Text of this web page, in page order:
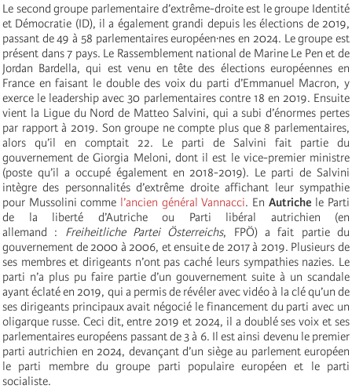
Le second groupe parlementaire d’extrême-droite est le groupe Identité
et Démocratie (ID), il a également grandi depuis les élections de 2019,
passant de 49 à 58 parlementaires européen·nes en 2024. Le groupe est
présent dans 7 pays. Le Rassemblement national de Marine Le Pen et de
Jordan Bardella, qui est venu en tête des élections européennes en
France en faisant le double des voix du parti d’Emmanuel Macron, y
exerce le leadership avec 30 parlementaires contre 18 en 2019. Ensuite
vient la Ligue du Nord de Matteo Salvini, qui a subi d’énormes pertes
par rapport à 2019. Son groupe ne compte plus que 8 parlementaires,
alors qu’il en comptait 22. Le parti de Salvini fait partie du
gouvernement de Giorgia Meloni, dont il est le vice-premier ministre
(poste qu’il a occupé également en 2018-2019). Le parti de Salvini
intègre des personnalités d’extrême droite affichant leur sympathie
pour Mussolini comme l’ancien général Vannacci. En Autriche le Parti
de la liberté d’Autriche ou Parti libéral autrichien (en
allemand : Freiheitliche Partei Österreichs, FPÖ) a fait partie du
gouvernement de 2000 à 2006, et ensuite de 2017 à 2019. Plusieurs de
ses membres et dirigeants n’ont pas caché leurs sympathies nazies. Le
parti n’a plus pu faire partie d’un gouvernement suite à un scandale
ayant éclaté en 2019, qui a permis de révéler avec vidéo à la clé qu’un de
ses dirigeants principaux avait négocié le financement du parti avec un
oligarque russe. Ceci dit, entre 2019 et 2024, il a doublé ses voix et ses
parlementaires européens passant de 3 à 6. Il est ainsi devenu le premier
parti autrichien en 2024, devançant d’un siège au parlement européen
le parti membre du groupe parti populaire européen et le parti
socialiste.